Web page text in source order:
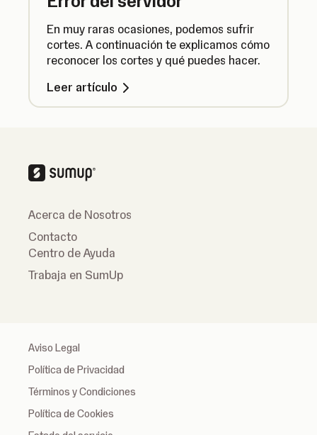
En muy raras ocasiones, podemos sufrir
cortes. A continuación te explicamos cómo
reconocer los cortes y qué puedes hacer.
Leer artículo
Acerca de Nosotros
Contacto
Centro de Ayuda
Trabaja en SumUp
Aviso Legal
Política de Privacidad
Términos y Condiciones
Política de Cookies